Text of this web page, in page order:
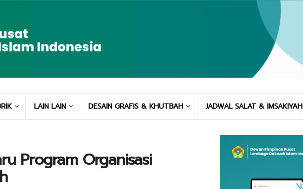
LAIN LAIN DESAIN GRAFIS & KHUTBAH JADWAL SALAT & IMSAKIYAH
Program Organisasi